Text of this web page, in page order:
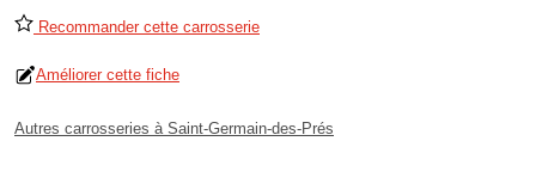
Recommander cette carrosserie
Améliorer cette fiche
Autres carrosseries à Saint-Germain-des-Prés